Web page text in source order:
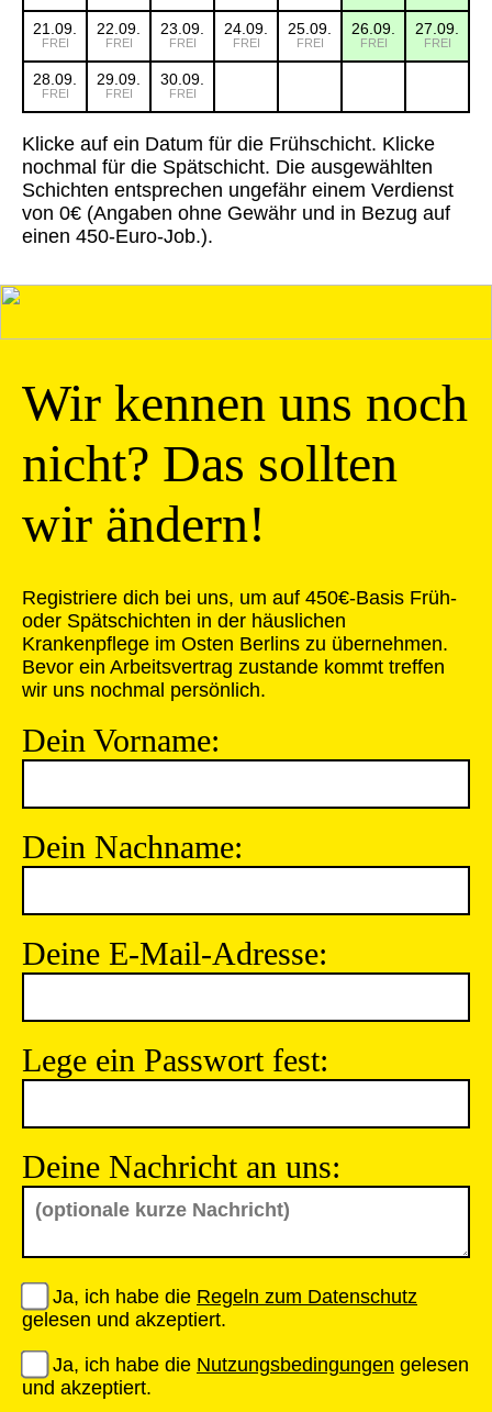
21.09.
FREI
22.09.
FREI
23.09.
FREI
24.09.
FREI
25.09.
FREI
26.09.
FREI
27.09.
FREI
28.09.
FREI
29.09.
FREI
30.09.
FREI
Klicke auf ein Datum für die Frühschicht. Klicke
nochmal für die Spätschicht. Die ausgewählten
Schichten entsprechen ungefähr einem Verdienst
von 0€ (Angaben ohne Gewähr und in Bezug auf
einen 450-Euro-Job.).
Wir kennen uns noch
nicht? Das sollten
wir ändern!
Registriere dich bei uns, um auf 450€-Basis Früh-
oder Spätschichten in der häuslichen
Krankenpflege im Osten Berlins zu übernehmen.
Bevor ein Arbeitsvertrag zustande kommt treffen
wir uns nochmal persönlich.
Dein Vorname:
Dein Nachname:
Deine E-Mail-Adresse:
Lege ein Passwort fest:
Deine Nachricht an uns:
Ja, ich habe die Regeln zum Datenschutz
gelesen und akzeptiert.
Ja, ich habe die Nutzungsbedingungen gelesen
und akzeptiert.